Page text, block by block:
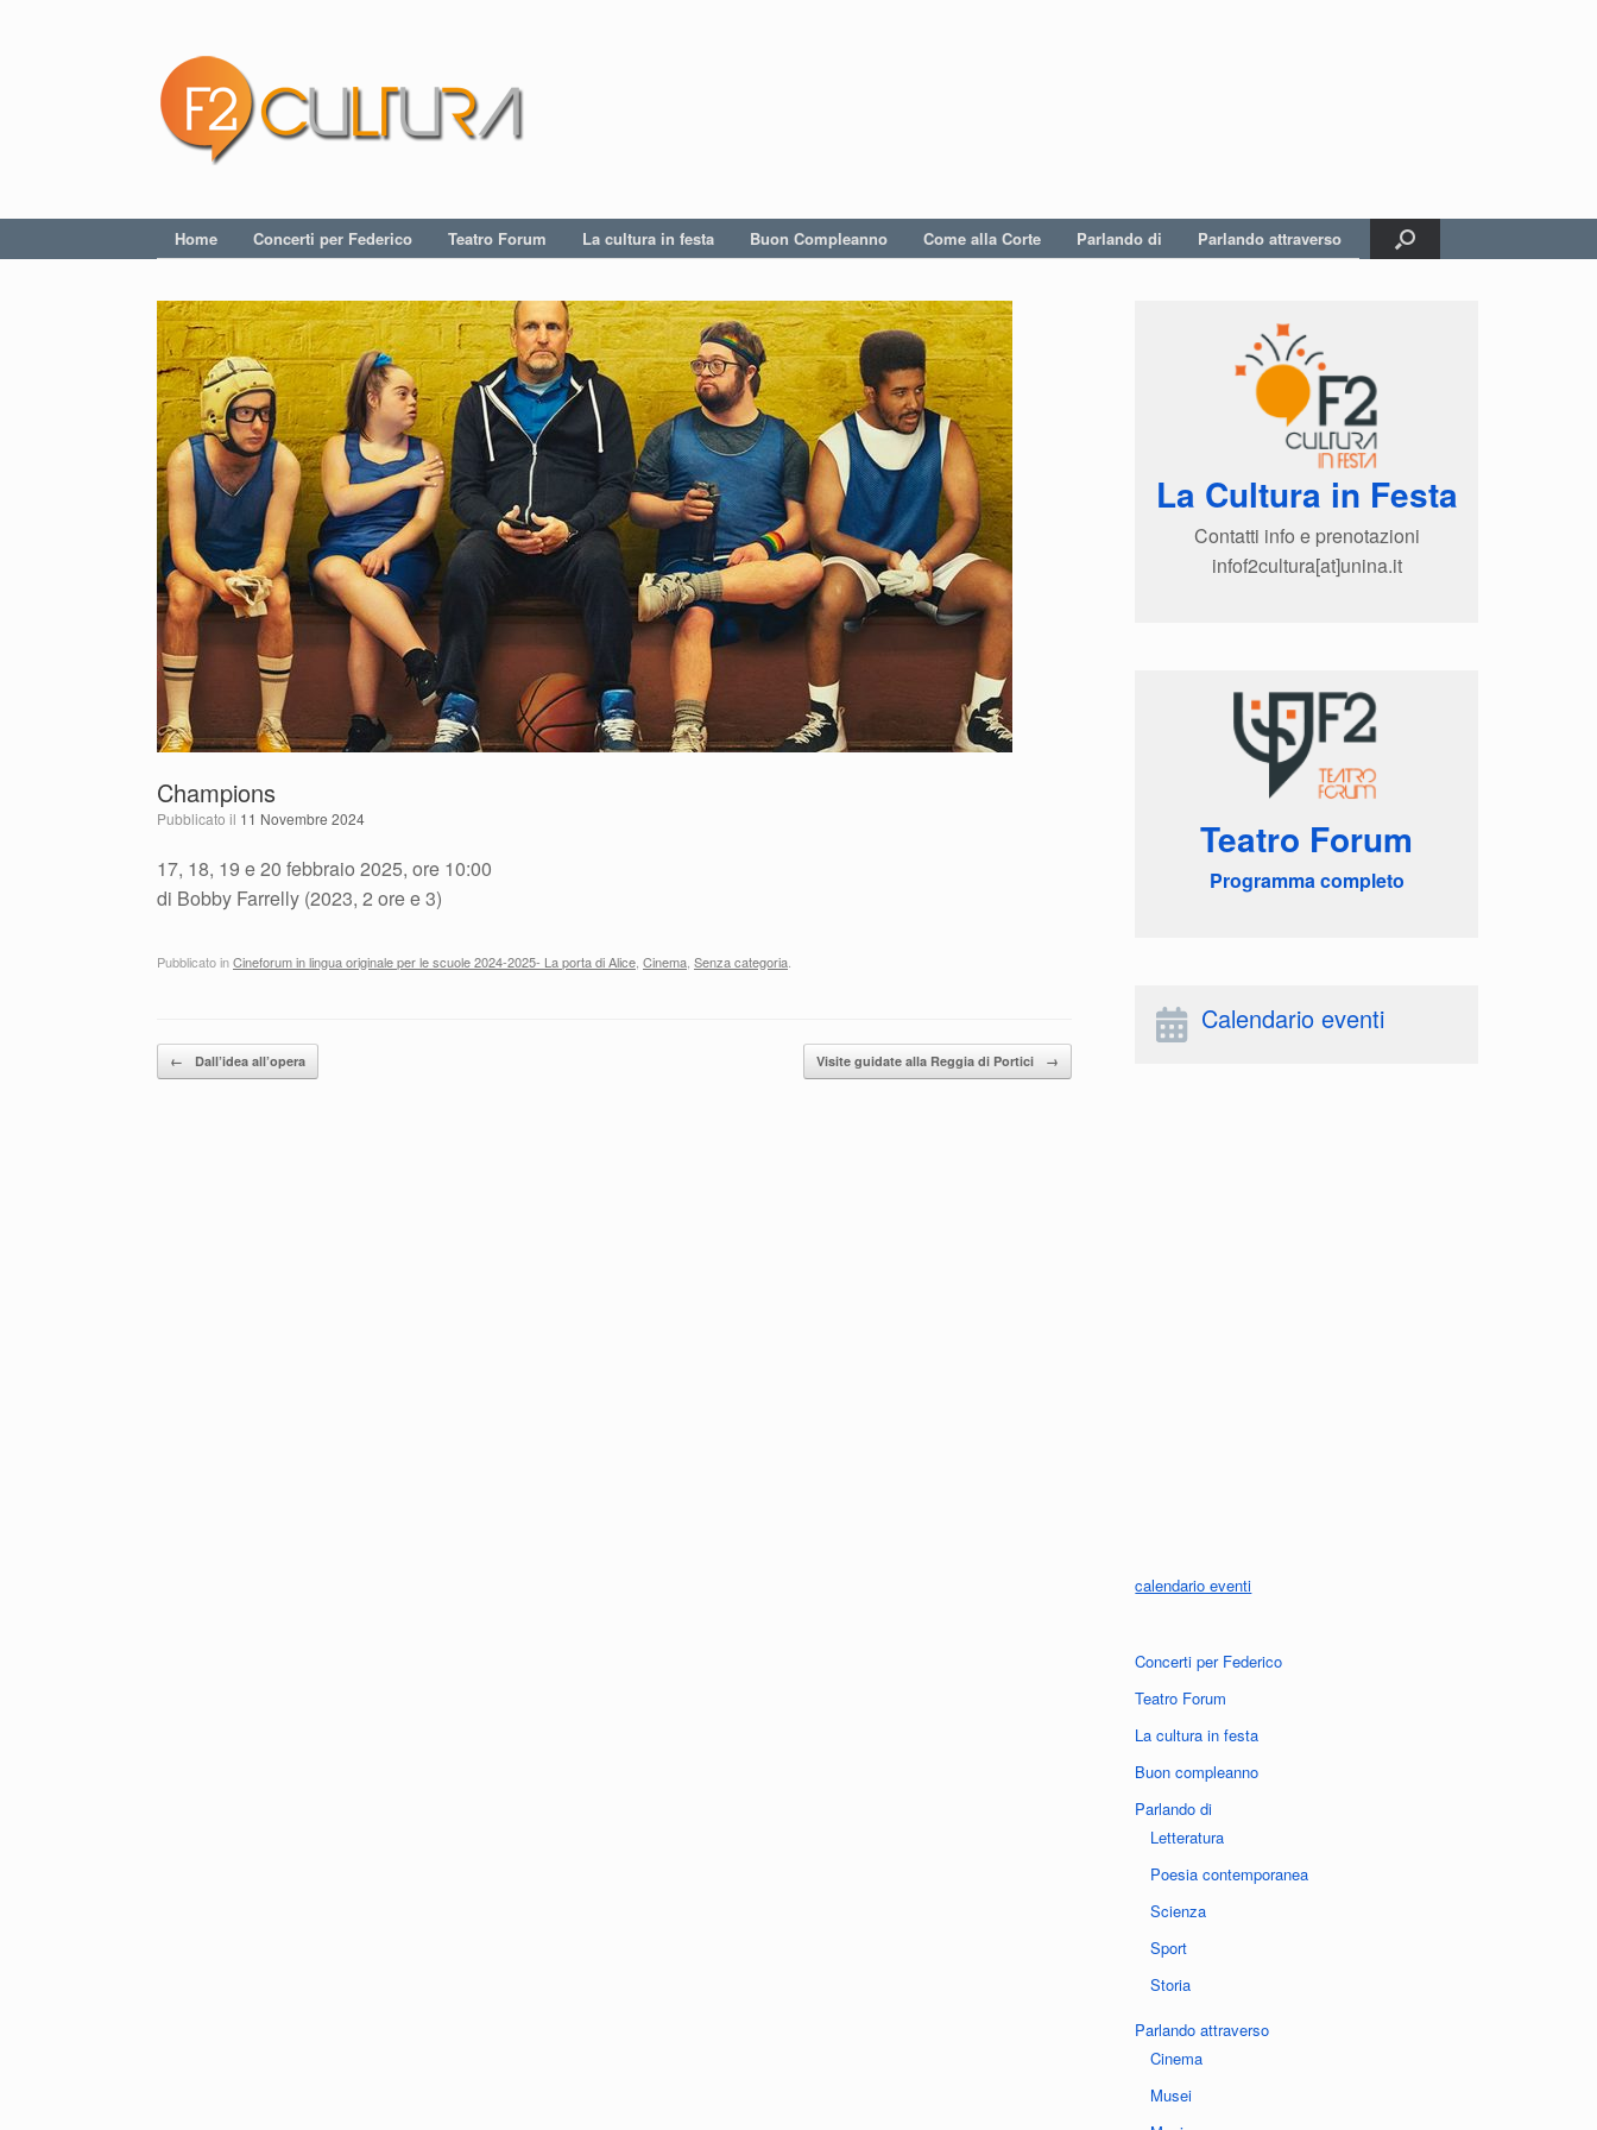
Home Concerti per Federico Teatro Forum La cultura in festa Buon Compleanno Come alla Corte Parlando di Parlando attraverso
Champions
Pubblicato il 11 Novembre 2024
17, 18, 19 e 20 febbraio 2025, ore 10:00
di Bobby Farrelly (2023, 2 ore e 3)
Pubblicato inCineforum in lingua originale per le scuole 2024-2025- La porta di Alice Cinema Senza categoria
Navigazione articolo
← Dall’idea all’opera Visite guidate alla Reggia di Portici →
La Cultura in Festa
Contatti info e prenotazioni
infof2cultura[at]unina.it
Teatro Forum
Programma completo
Calendario eventi
calendario eventi
Concerti per Federico
Teatro Forum
La cultura in festa
Buon compleanno
Parlando di
Letteratura
Poesia contemporanea
Scienza
Sport
Storia
Parlando attraverso
Cinema
Musei